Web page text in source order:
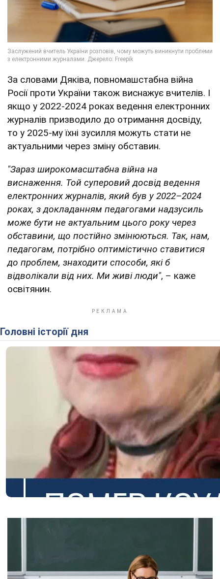
За словами Дяківа, повномашстабна війна
Росії проти України також виснажує вчителів. І
якщо у 2022-2024 роках ведення електронних
журналів призводило до отримання досвіду,
то у 2025-му їхні зусилля можуть стати не
актуальними через зміну обставин.
"Зараз широкомасштабна війна на
виснаження. Той суперовий досвід ведення
електронних журналів, який був у 2022–2024
роках, з докладанням педагогами надзусиль
може бути не актуальним цього року через
обставини, що постійно змінюються. Так, нам,
педагогам, потрібно оптимістично ставитися
до проблем, знаходити способи, які б
відволікали від них. Ми живі люди", – каже
освітянин.
Головні історії дня